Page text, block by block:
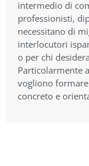
intermedio di
professionisti,
necessitano di
interlocutori
o per chi
Particolarmente
vogliono
concreto e